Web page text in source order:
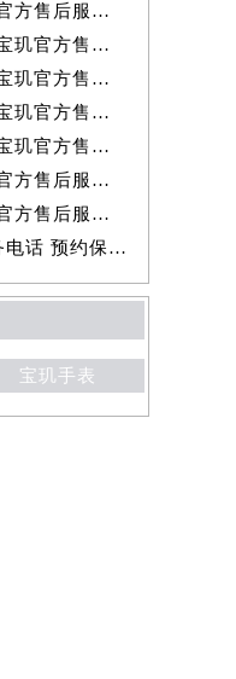
3、亲身探访北京宝玑官方售后服务中心｜地址与24小时客服电话（2026年7
4、亲身到店探访北京宝玑官方售后服务中心｜完整网点地址与热线（2026年
5、亲身到店探访北京宝玑官方售后服务中心｜网点地址与客服电话（2026年
6、亲身到店探访北京宝玑官方售后服务中心｜最新官方热线和24小时维修
7、亲身到店探访北京宝玑官方售后服务中心｜全新地址与官方电话（2026年
8、亲身探访北京宝玑官方售后服务中心｜官方热线与门店地址（2026年7月
9、亲身探访北京宝玑官方售后服务中心｜详细网点地址与售后服务电话（20
10、北京宝玑维修服务电话 预约保养售后服务中心权威公示（2026年7月最
宝玑手表